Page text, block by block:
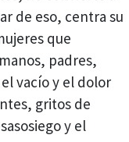
de eso, centra su
que
padres,
vacío y el dolor
gritos de
y el